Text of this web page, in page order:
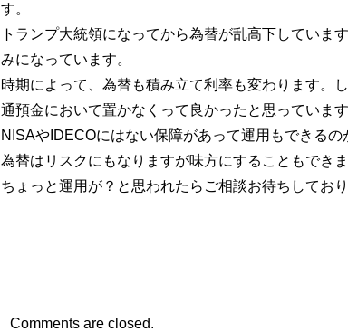
す。
トランプ大統領になってから為替が乱高下していま
みになっています。
時期によって、為替も積み立て利率も変わります。
通預金において置かなくって良かったと思っています
NISAやIDECOにはない保障があって運用もできるの
為替はリスクにもなりますが味方にすることもできま
ちょっと運用が？と思われたらご相談お待ちしてお
Comments are closed.